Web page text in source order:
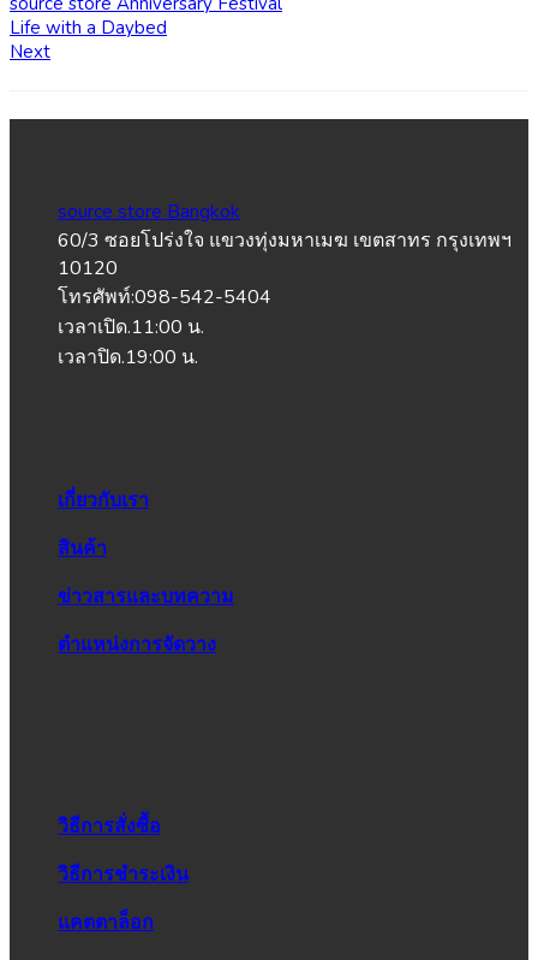
Life with a Daybed
Next
source store Bangkok
60/3 ซอยโปร่งใจ แขวงทุ่งมหาเมฆ เขตสาทร กรุงเทพฯ
10120
โทรศัพท์:098-542-5404
เวลาเปิด.11:00 น.
เวลาปิด.19:00 น.
เกี่ยวกับเรา
สินค้า
ข่าวสารและบทความ
ตำแหน่งการจัดวาง
วิธีการสั่งซื้อ
วิธีการชำระเงิน
แคตตาล็อก